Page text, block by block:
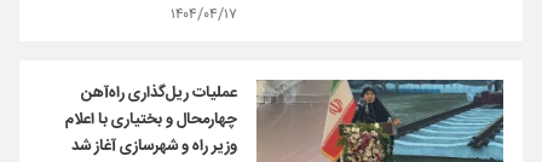
۱۴۰۴/۰۴/۱۷
عملیات ریل‌گذاری راه‌آهن
چهارمحال و بختیاری با اعلام
وزیر راه و شهرسازی آغاز شد